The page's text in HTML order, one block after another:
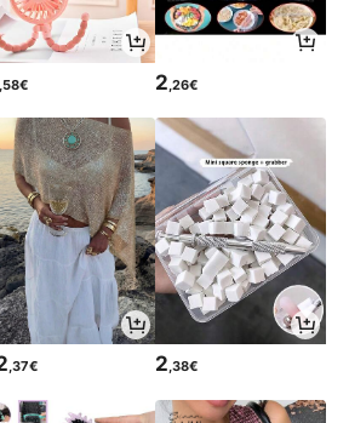
,58€ 2,26€
,37€ 2,38€